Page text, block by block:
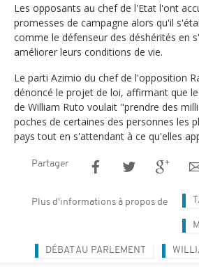
Les opposants au chef de l'Etat l'ont
promesses de campagne alors qu'il
comme le défenseur des déshérités en
améliorer leurs conditions de vie.
Le parti Azimio du chef de l'opposition
dénoncé le projet de loi, affirmant que
de William Ruto voulait "prendre des
poches de certaines des personnes les
pays tout en s'attendant à ce qu'elles
Partager
Plus d'informations à propos de
DÉBAT AU PARLEMENT